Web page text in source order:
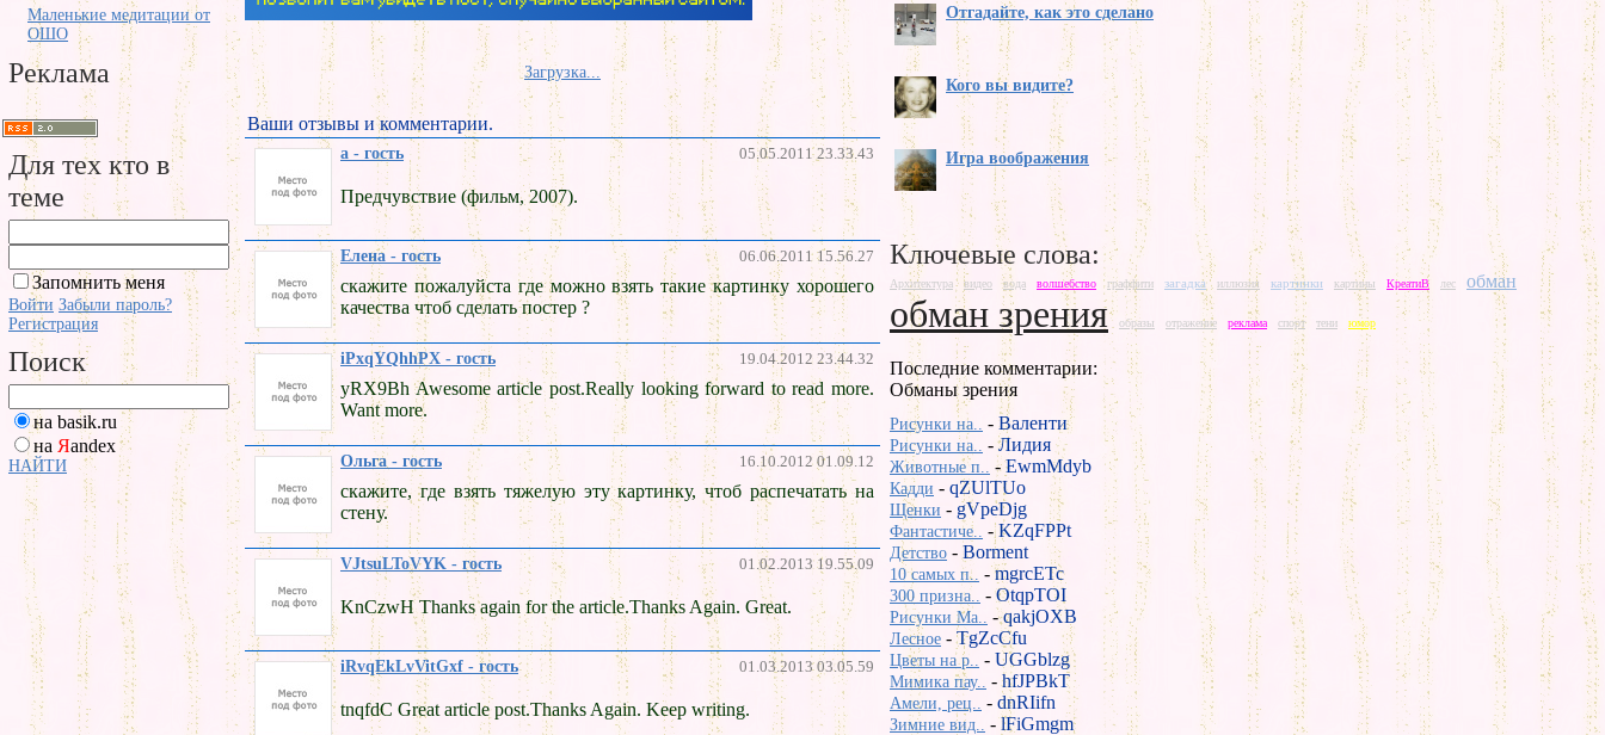
Маленькие медитации от
ОШО
Реклама
Для тех кто в
теме
Запомнить меня
Войти Забыли пароль?
Регистрация
Поиск
на basik.ru
на Яandex
НАЙТИ
Загрузка...
Ваши отзывы и комментарии.
a - гость 05.05.2011 23.33.43
Предчувствие (фильм, 2007).
Елена - гость 06.06.2011 15.56.27
скажите пожалуйста где можно взять такие картинку хорошего
качества чтоб сделать постер ?
iPxqYQhhPX - гость 19.04.2012 23.44.32
yRX9Bh Awesome article post.Really looking forward to read more.
Want more.
Ольга - гость 16.10.2012 01.09.12
скажите, где взять тяжелую эту картинку, чтоб распечатать на
стену.
VJtsuLToVYK - гость 01.02.2013 19.55.09
KnCzwH Thanks again for the article.Thanks Again. Great.
iRvqEkLvVitGxf - гость 01.03.2013 03.05.59
tnqfdC Great article post.Thanks Again. Keep writing.
Отгадайте, как это сделано
Кого вы видите?
Игра воображения
Ключевые слова:
Архитектура видео вода волшебство граффити загадка иллюзия картинки картины КреатиВ лес обман
обман зрения образы отражение реклама спорт тени юмор
Последние комментарии:
Обманы зрения
Рисунки на.. - Валенти
Рисунки на.. -Лидия
Животные п.. -EwmMdyb
Кадди - qZUlTUo
Щенки - gVpeDjg
Фантастиче.. -KZqFPPt
Детство - Borment
10 самых п.. -mgrcETc
300 призна.. -OtqpTOI
Рисунки Ma.. -qakjOXB
Лесное - TgZcCfu
Цветы на р.. - UGGblzg
Мимика пау.. -hfJPBkT
Амели, рец.. - dnRIifn
Зимние вид.. -lFiGmgm